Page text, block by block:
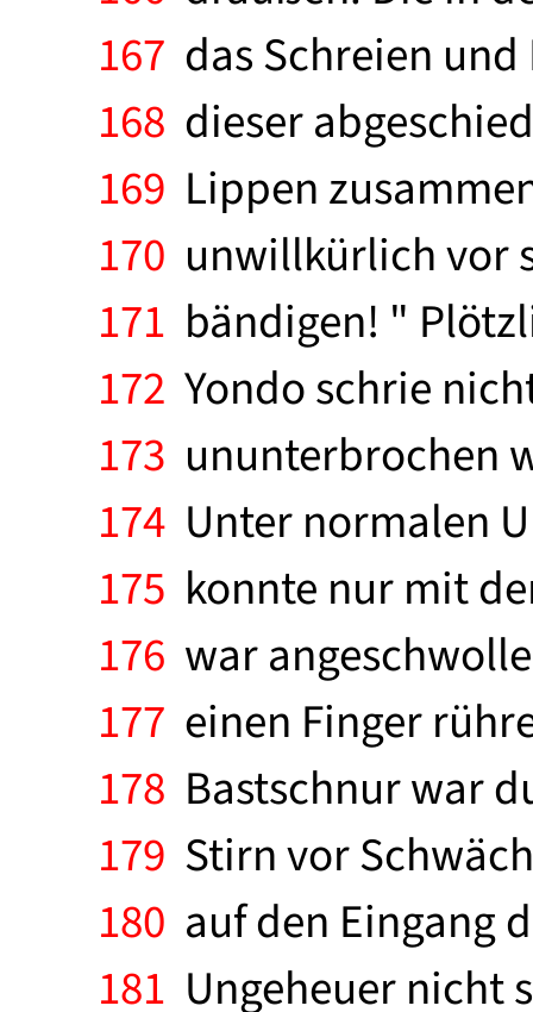
167 das Schreien
168 dieser
169 Lippen
170 unwillkürlich vor
171 bändigen! "
172 Yondo schrie
173 ununterbrochen
174 Unter normalen
175 konnte nur mit
176 war
177 einen Finger
178 Bastschnur war
179 Stirn vor
180 auf den Eingang
181 Ungeheuer nicht